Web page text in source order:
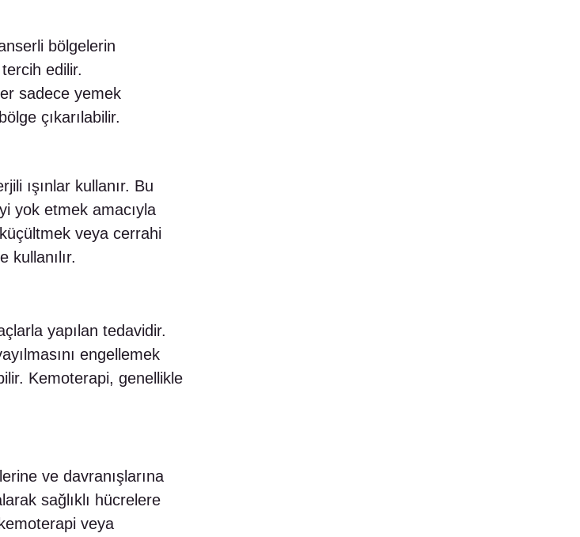
bölgelerin
edilir.
sadece yemek
çıkarılabilir.
ışınlar kullanır. Bu
yok etmek amacıyla
veya cerrahi
kullanılır.
yapılan tedavidir.
engellemek
Kemoterapi, genellikle
ve davranışlarına
sağlıklı hücrelere
veya